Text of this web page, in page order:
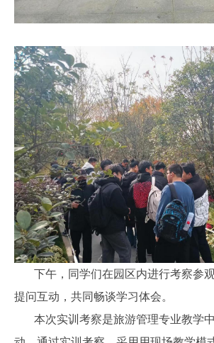
下午，同学们在园区内进行考察参
提问互动 ，共同畅谈学习体会。
本次实训考察是旅游管理专业教学